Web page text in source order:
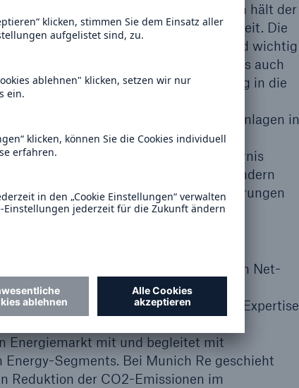
emissionsarm produzieren – aber noch hält der
klimaneutrale Alternativen für sie bereit. Die
Ukraine unterstreicht, wie dringend und wichtig
gebraucht werden. Sowohl Inflation als auch
brachte jüngst etwas mehr Schwung in die
Wasserstoff. Viele Staaten stellen
in Milliardenhöhe für neue Anlagen in
Act, Kanada Fall Economic
die Regelungswut wurde als Hindernis
politischen Leitlinien in vielen Ländern
politischen und finanziellen Veränderungen
als Katalysator.
die Transformation
grünen Wasserstoffs als wesentlichen Net-
von Risiken schafft die
Versicherer bringen Risiko-Expertise
der Wasserstoff-Projekte aus dem
Energiemarkt mit und begleitet mit
Segments. Bei Munich Re geschieht
Reduktion der CO2-Emissionen im